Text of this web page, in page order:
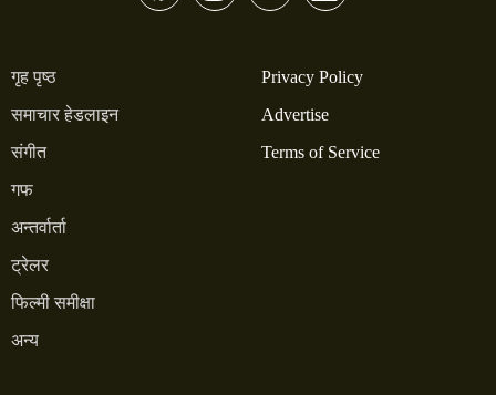
गृह पृष्ठ
समाचार हेडलाइन
संगीत
गफ
अन्तर्वार्ता
ट्रेलर
फिल्मी समीक्षा
अन्य
Privacy Policy
Advertise
Terms of Service